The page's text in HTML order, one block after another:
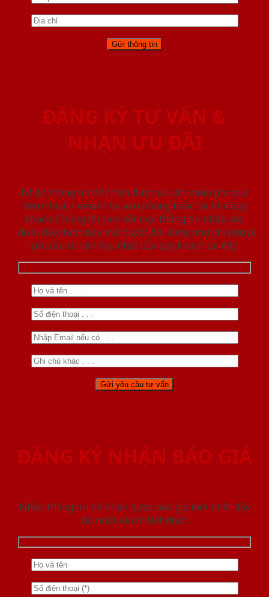
ĐĂNG KÝ TƯ VẤN &
NHẬN ƯU ĐÃI
Nhập thông tin để nhận được tư vấn miễn phí qua
điện thoại / email/ tại văn phòng hoặc tại nhà quý
khách. Chúng tôi cam kết mọi thông tin nhập vào
dưới đây được bảo mật tuyệt đối cũng như chỉ phục vụ
yêu cầu tư vấn duy nhất của quý khách tại đây.
ĐĂNG KÝ NHẬN BÁO GIÁ
Nhập thông tin để nhận được báo giá mới nhât đầy
đủ nhất và chi tiết nhất.